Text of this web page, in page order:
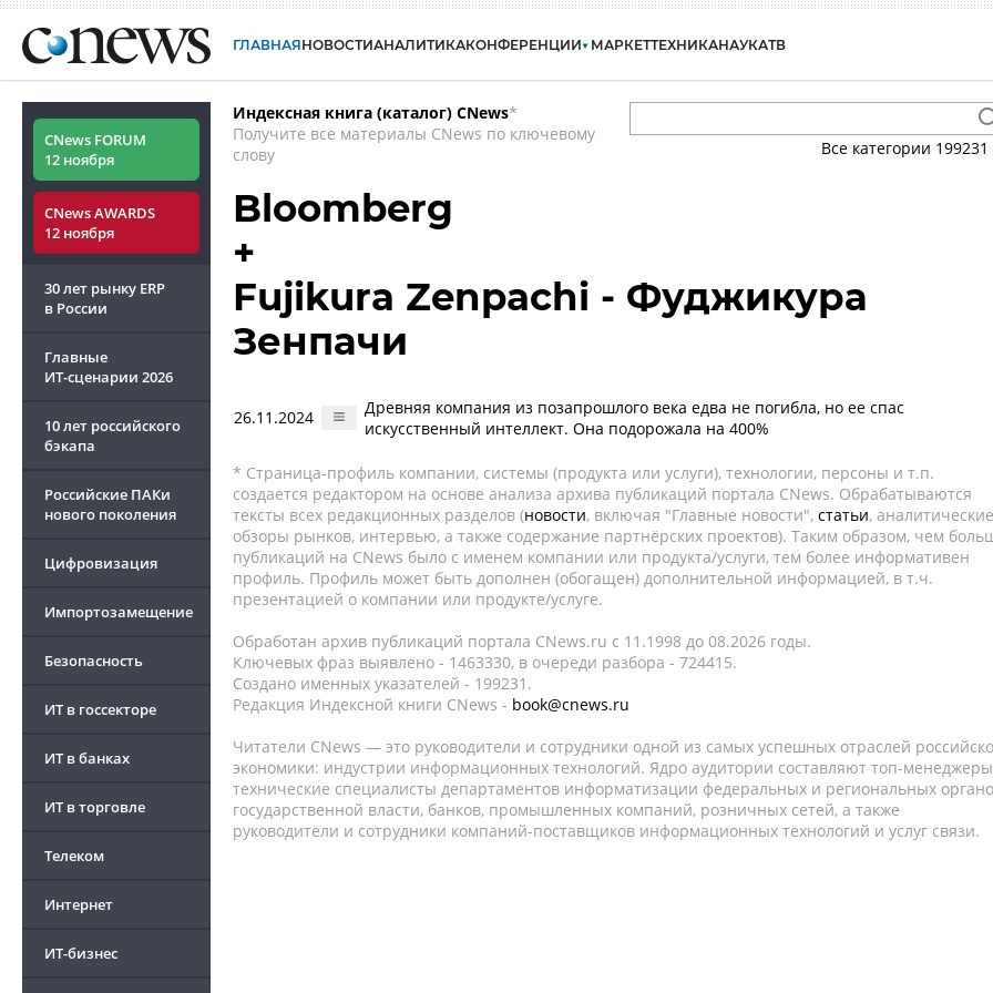
ГЛАВНАЯНОВОСТИАНАЛИТИКАКОНФЕРЕНЦИИ МАРКЕТТЕХНИКАНАУКАТВ
CNews FORUM
12 ноября
CNews AWARDS
12 ноября
30 лет рынку ERP
в России
Главные
ИТ-сценарии 2026
10 лет российского
бэкапа
Российские ПАКи
нового поколения
Цифровизация
Импортозамещение
Безопасность
ИТ в госсекторе
ИТ в банках
ИТ в торговле
Телеком
Интернет
ИТ-бизнес
Индексная книга (каталог) CNews*
Получите все материалы CNews по ключевому
слову
Все категории 199231
Bloomberg
+
Fujikura Zenpachi - Фуджикура
Зенпачи
26.11.2024
Древняя компания из позапрошлого века едва не погибла, но ее спас
искусственный интеллект. Она подорожала на 400%
* Страница-профиль компании, системы (продукта или услуги), технологии, персоны и т.п.
создается редактором на основе анализа архива публикаций портала CNews. Обрабатываются
тексты всех редакционных разделов (новости, включая "Главные новости", статьи, аналитические
обзоры рынков, интервью, а также содержание партнёрских проектов). Таким образом, чем
публикаций на CNews было с именем компании или продукта/услуги, тем более информативен
профиль. Профиль может быть дополнен (обогащен) дополнительной информацией, в т.ч.
презентацией о компании или продукте/услуге.
Обработан архив публикаций портала CNews.ru c 11.1998 до 08.2026 годы.
Ключевых фраз выявлено - 1463330, в очереди разбора - 724415.
Создано именных указателей - 199231.
Редакция Индексной книги CNews - book@cnews.ru
Читатели CNews — это руководители и сотрудники одной из самых успешных отраслей
экономики: индустрии информационных технологий. Ядро аудитории составляют топ-
технические специалисты департаментов информатизации федеральных и региональных
государственной власти, банков, промышленных компаний, розничных сетей, а также
руководители и сотрудники компаний-поставщиков информационных технологий и услуг связи.